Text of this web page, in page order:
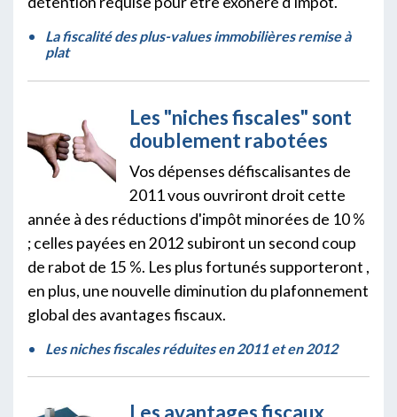
La fiscalité des plus-values immobilières remise à
plat
Les "niches fiscales" sont
doublement rabotées
Vos dépenses défiscalisantes de
2011 vous ouvriront droit cette
année à des réductions d'impôt minorées de 10 %
; celles payées en 2012 subiront un second coup
de rabot de 15 %. Les plus fortunés supporteront ,
en plus, une nouvelle diminution du plafonnement
global des avantages fiscaux.
Les niches fiscales réduites en 2011 et en 2012
Les avantages fiscaux